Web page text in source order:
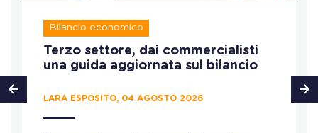
Bilancio economico
Terzo settore, dai commercialisti
una guida aggiornata sul bilancio
LARA ESPOSITO, 04 AGOSTO 2026